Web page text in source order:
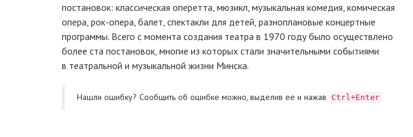
постановок: классическая оперетта, мюзикл, музыкальная комедия, комическая
опера, рок-опера , балет, спектакли для детей, разноплановые концертные
программы. Всего с момента создания театра в 1970 году было осуществлено
более ста постановок, многие из которых стали значительными событиями
в театральной и музыкальной жизни Минска.
Нашли ошибку? Cообщить об ошибке можно, выделив ее и нажав Ctrl+Enter